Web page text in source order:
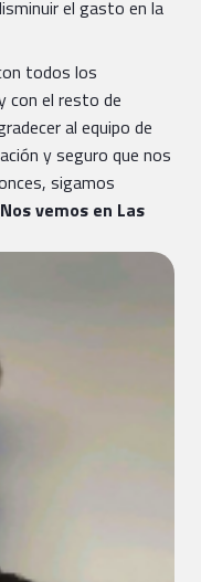
el gasto en la
todos los
con el resto de
al equipo de
y seguro que nos
sigamos
vemos en Las